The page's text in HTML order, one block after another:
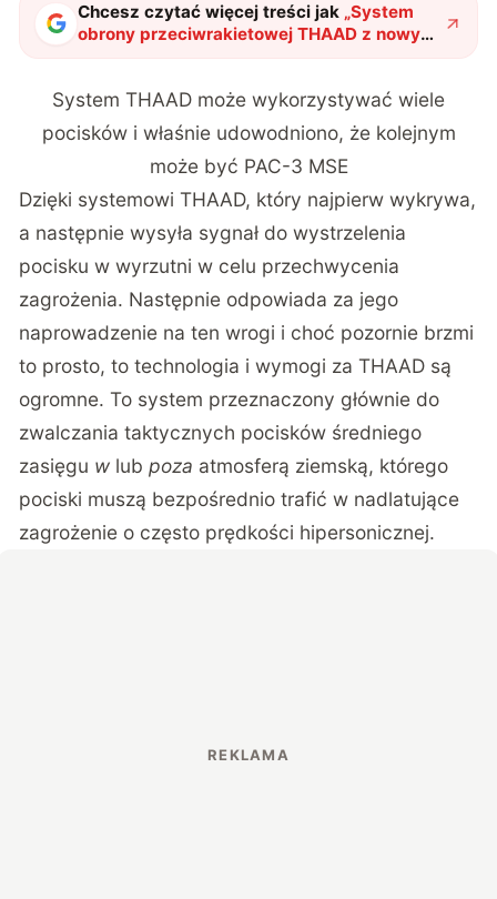
Chcesz czytać więcej treści jak „System
obrony przeciwrakietowej THAAD z nowym
pociskiem. Udany test PAC-3 MSE"?
System THAAD może wykorzystywać wiele
pocisków i właśnie udowodniono, że kolejnym
może być PAC-3 MSE
Dzięki systemowi THAAD, który najpierw wykrywa,
a następnie wysyła sygnał do wystrzelenia
pocisku w wyrzutni w celu przechwycenia
zagrożenia. Następnie odpowiada za jego
naprowadzenie na ten wrogi i choć pozornie brzmi
to prosto, to technologia i wymogi za THAAD są
ogromne. To system przeznaczony głównie do
zwalczania taktycznych pocisków średniego
zasięgu w lubpoza atmosferą ziemską, którego
pociski muszą bezpośrednio trafić w nadlatujące
zagrożenie o często prędkości hipersonicznej.